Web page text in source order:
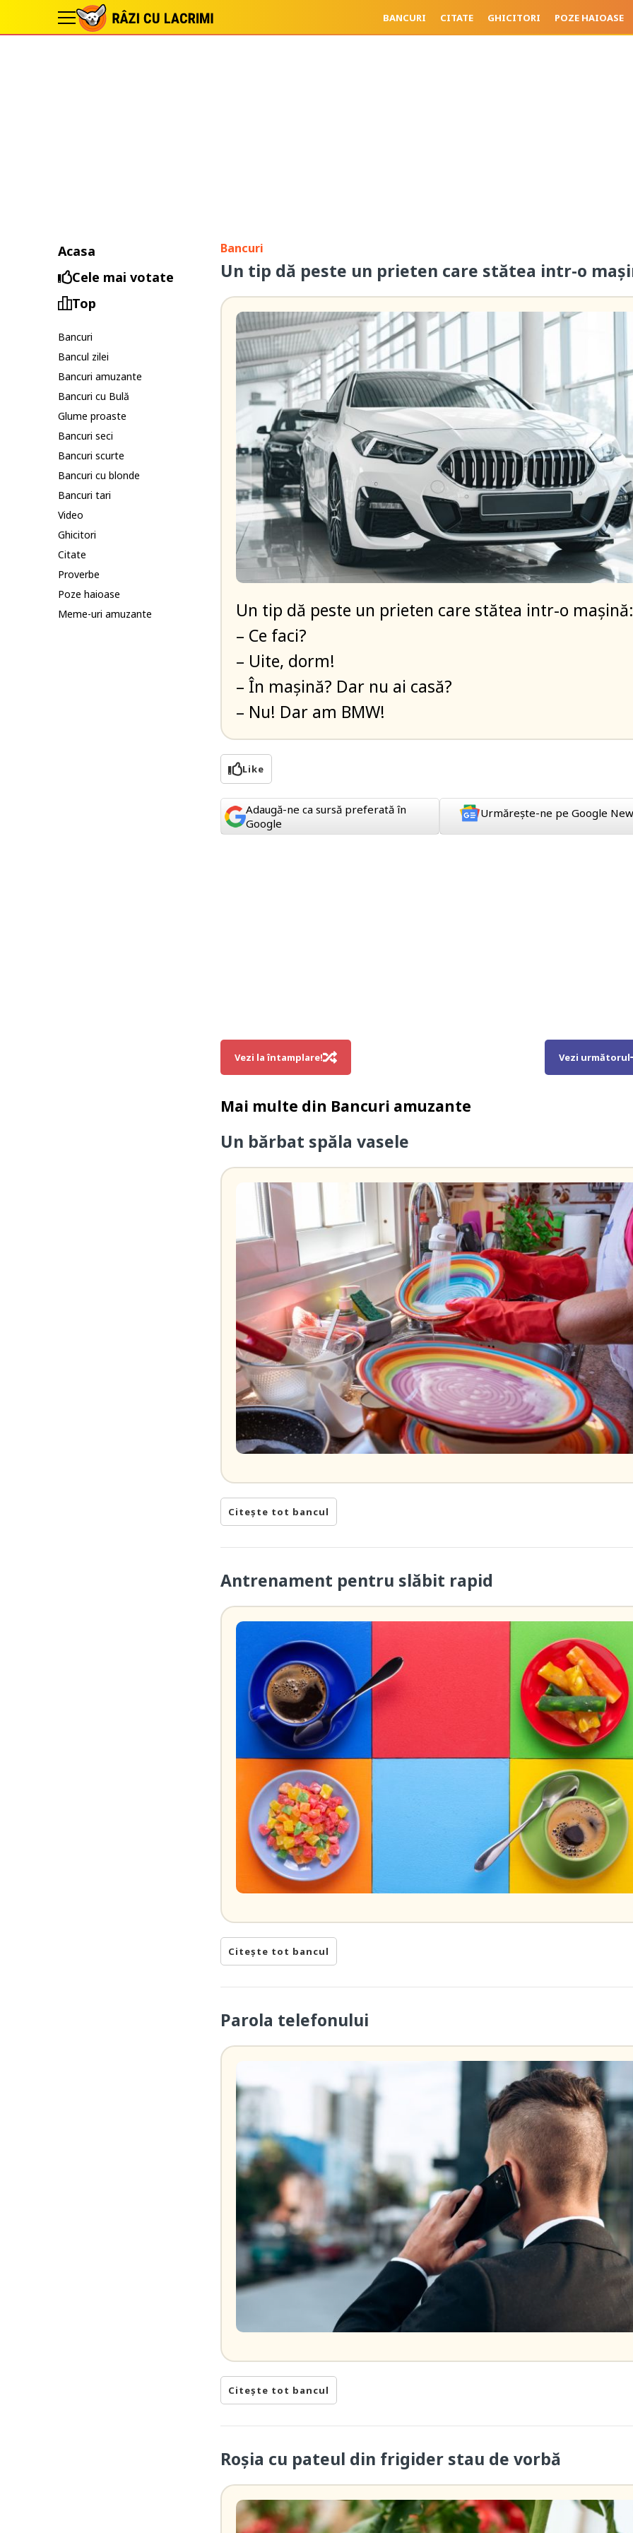
BANCURI CITATE GHICITORI POZE HAIOASE
Acasa
Cele mai votate
Top
Bancuri
Bancul zilei
Bancuri amuzante
Bancuri cu Bulă
Glume proaste
Bancuri seci
Bancuri scurte
Bancuri cu blonde
Bancuri tari
Video
Ghicitori
Citate
Proverbe
Poze haioase
Meme-uri amuzante
Bancuri
Un tip dă peste un prieten care stătea intr-o
Un tip dă peste un prieten care stătea intr-o mașină:
– Ce faci?
– Uite, dorm!
– În mașină? Dar nu ai casă?
– Nu! Dar am BMW!
Like
Adaugă-ne ca sursă preferată în
Google
Urmărește-ne pe Google
Vezi la întamplare! Vezi următorul
Mai multe din Bancuri amuzante
Un bărbat spăla vasele
Citește tot bancul
Antrenament pentru slăbit rapid
Citește tot bancul
Parola telefonului
Citește tot bancul
Roșia cu pateul din frigider stau de vorbă